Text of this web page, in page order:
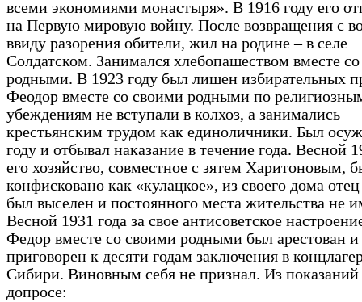
всеми экономиями монастыря». В 1916 году его
на Первую мировую войну. После возвращения с
ввиду разорения обители, жил на родине – в селе
Солдатском. Занимался хлебопашеством вместе
родными. В 1923 году был лишен избирательных
Феодор вместе со своими родными по
убеждениям не вступали в колхоз, а занимались
крестьянским трудом как единоличники. Был
году и отбывал наказание в течение года. Весной
его хозяйство, совместное с зятем Харитоновым,
конфисковано как «кулацкое», из своего дома
был выселен и постоянного места жительства не
Весной 1931 года за свое антисоветское
Федор вместе со своими родными был арестован и
приговорен к десяти годам заключения в
Сибири. Виновным себя не признал. Из показаний
допросе: